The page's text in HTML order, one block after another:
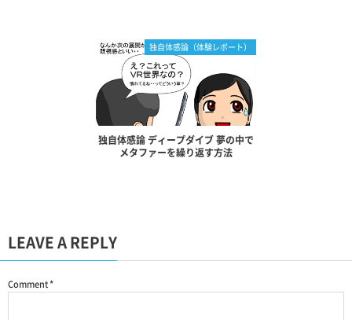
独自体感論（体験レポート）
独自体感論 ディープダイブ 夢の中で
メタファーを繰り返す方法
LEAVE A REPLY
Comment*